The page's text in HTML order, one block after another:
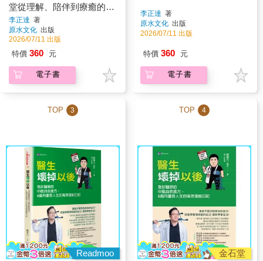
堂從理解、陪伴到療癒的心
理修復課
李正達 著
原水文化 出版
2026/07/11 出版
特價 360 元
電子書
李正達 著
原水文化 出版
2026/07/11 出版
特價 360 元
電子書
TOP 3
Readmoo
TOP 4
金石堂